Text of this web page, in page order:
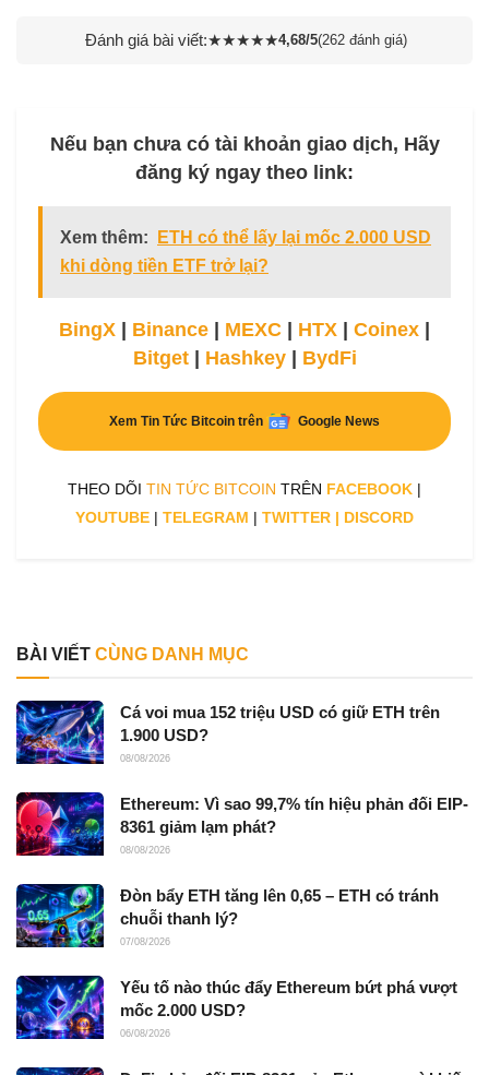
Đánh giá bài viết:★★★★★4,68/5(262 đánh giá)
Nếu bạn chưa có tài khoản giao dịch, Hãy
đăng ký ngay theo link:
Xem thêm:
ETH có thể lấy lại mốc 2.000 USD
khi dòng tiền ETF trở lại?
BingX Binance MEXC HTX Coinex
Bitget| Hashkey| BydFi
Xem Tin Tức Bitcoin trên Google News
THEO DÕI TIN TỨC BITCOIN TRÊN FACEBOOK |
YOUTUBE | TELEGRAM | TWITTER | DISCORD
BÀI VIẾT CÙNG DANH MỤC
Cá voi mua 152 triệu USD có giữ ETH trên
1.900 USD?
08/08/2026
Ethereum: Vì sao 99,7% tín hiệu phản đối EIP-
8361 giảm lạm phát?
08/08/2026
Đòn bẩy ETH tăng lên 0,65 – ETH có tránh
chuỗi thanh lý?
07/08/2026
Yếu tố nào thúc đẩy Ethereum bứt phá vượt
mốc 2.000 USD?
06/08/2026